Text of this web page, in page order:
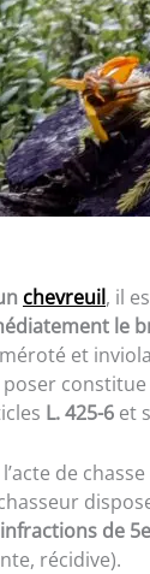
chevreuil, il
le
et
poser
L. 425-6 et
de
infractions de
récidive).